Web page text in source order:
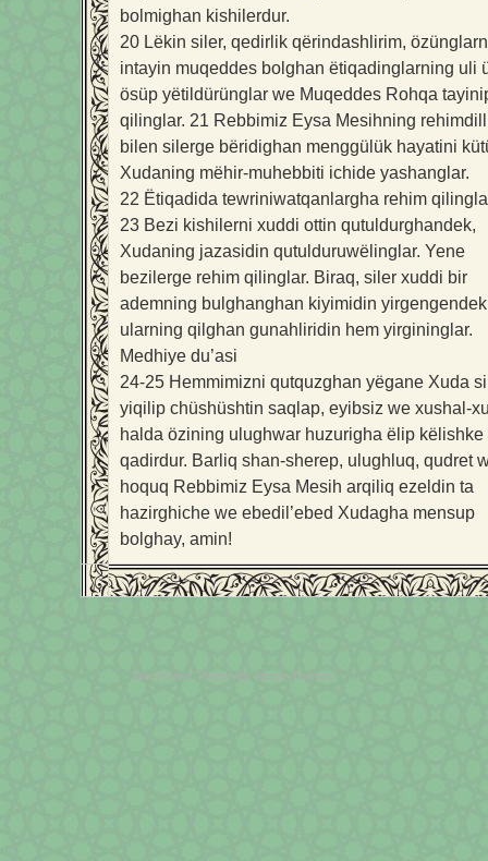
bolmighan kishilerdur.
20 Lëkin siler, qedirlik qërindashlirim,
intayin muqeddes bolghan ëtiqadinglarning uli
ösüp yëtildürünglar we Muqeddes Rohqa
qilinglar. 21 Rebbimiz Eysa Mesihning
bilen silerge bëridighan menggülük hayatini
Xudaning mëhir-muhebbiti ichide yashanglar.
22 Ëtiqadida tewriniwatqanlargha rehim
23 Bezi kishilerni xuddi ottin qutuldurghandek,
Xudaning jazasidin qutulduruwëlinglar. Yene
bezilerge rehim qilinglar. Biraq, siler xuddi bir
ademning bulghanghan kiyimidin
ularning qilghan gunahliridin hem yirgininglar.
Medhiye du’asi
24-25 Hemmimizni qutquzghan yëgane Xuda
yiqilip chüshüshtin saqlap, eyibsiz we xushal-
halda özining ulughwar huzurigha ëlip këlishke
qadirdur. Barliq shan-sherep, ulughluq, qudret
hoquq Rebbimiz Eysa Mesih arqiliq ezeldin ta
hazirghiche we ebedil’ebed Xudagha mensup
bolghay, amin!
WordPress Theme by Simple Themes